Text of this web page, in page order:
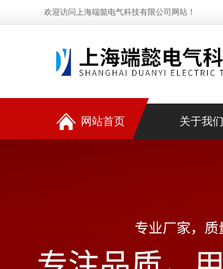
欢迎访问上海端懿电气科技有限公司网站！
网站首页 关于我们